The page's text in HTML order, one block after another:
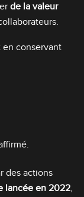
de la valeur
en conservant
des actions
lancée en 2022,